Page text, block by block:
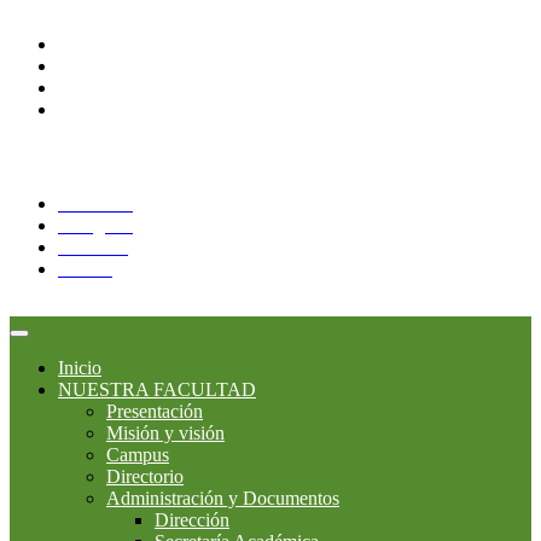
Inicio
NUESTRA FACULTAD
Presentación
Misión y visión
Campus
Directorio
Administración y Documentos
Dirección